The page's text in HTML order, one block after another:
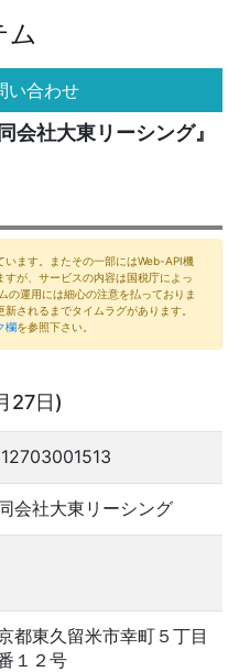
ム
い合わせ
同会社大東リーシング』
ます。またその一部にはWeb-API機
が、サービスの内容は国税庁によっ
の運用には細心の注意を払っておりま
されるまでタイムラグがあります。
欄を参照下さい。
27日)
会社大東リーシング
都東久留米市幸町５丁目
１２号